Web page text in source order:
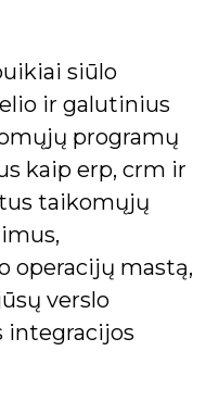
siūlo
ir galutinius
programų
kaip erp, crm ir
taikomųjų
operacijų mastą,
verslo
integracijos